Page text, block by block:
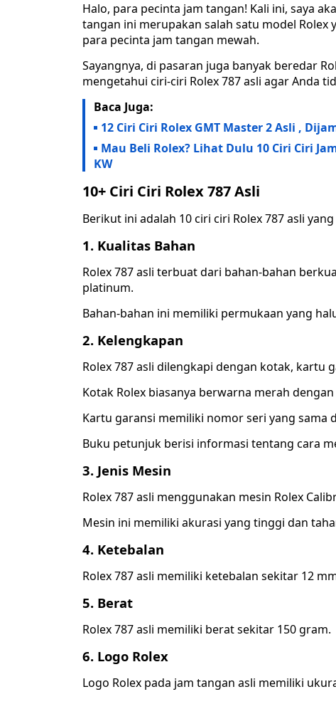
Halo, para pecinta jam tangan! Kali ini, saya
tangan ini merupakan salah satu model
para pecinta jam tangan mewah.
Sayangnya, di pasaran juga banyak beredar
mengetahui ciri-ciri Rolex 787 asli agar Anda
Baca Juga:
12 Ciri Ciri Rolex GMT Master 2 Asli ,
Mau Beli Rolex? Lihat Dulu 10 Ciri Ciri
KW
10+ Ciri Ciri Rolex 787 Asli
Berikut ini adalah 10 ciri ciri Rolex 787 asli
1. Kualitas Bahan
Rolex 787 asli terbuat dari bahan-bahan
platinum.
Bahan-bahan ini memiliki permukaan yang
2. Kelengkapan
Rolex 787 asli dilengkapi dengan kotak, kartu
Kotak Rolex biasanya berwarna merah
Kartu garansi memiliki nomor seri yang sama
Buku petunjuk berisi informasi tentang cara
3. Jenis Mesin
Rolex 787 asli menggunakan mesin Rolex
Mesin ini memiliki akurasi yang tinggi dan
4. Ketebalan
Rolex 787 asli memiliki ketebalan sekitar 12
5. Berat
Rolex 787 asli memiliki berat sekitar 150 gram.
6. Logo Rolex
Logo Rolex pada jam tangan asli memiliki